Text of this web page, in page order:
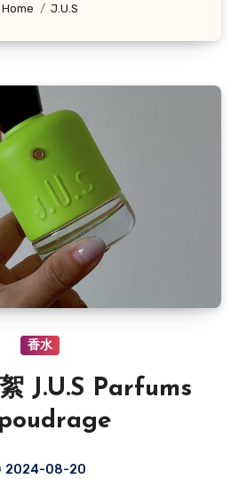
Home J.U.S
香水
J.U.S Parfums
2024-08-20